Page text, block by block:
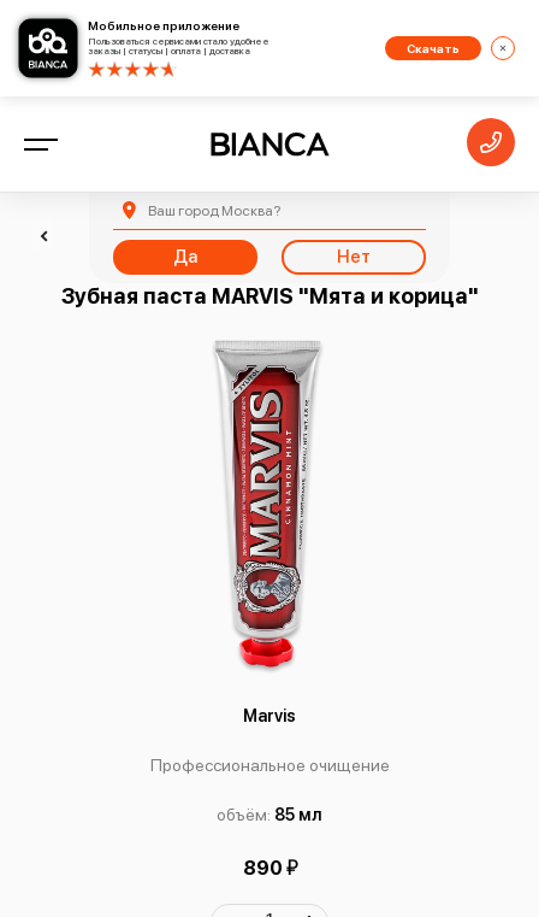
Мобильное приложение
Пользоваться сервисами стало удобнее
заказы | статусы | оплата | доставка
Скачать
Ваш город Москва?
Да Нет
Назад
Зубная паста MARVIS "Мята и корица"
Marvis
Профессиональное очищение
объём: 85 мл
890 й